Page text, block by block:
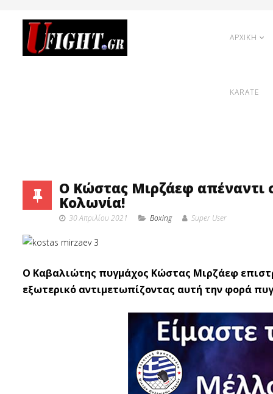
ΑΡΧΙΚΗ
KARATE
Ο Κώστας Μιρζάεφ απέναντι
Κολωνία!
30 Απριλίου 2021 Boxing Super User
O Καβαλιώτης πυγμάχος Κώστας Μιρζάεφ
εξωτερικό αντιμετωπίζοντας αυτή την φορά